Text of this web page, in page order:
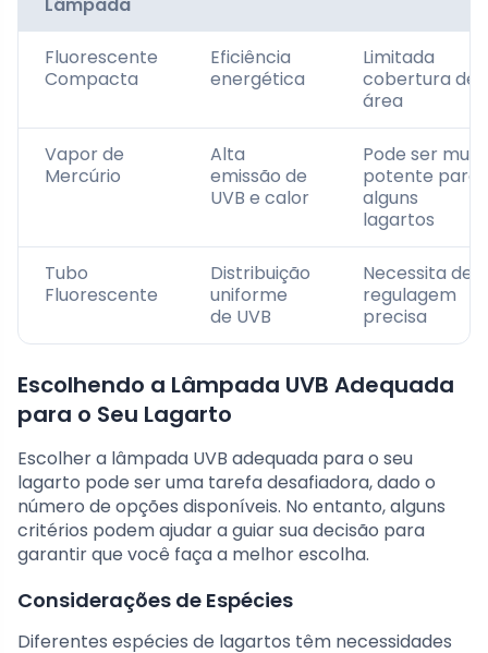
Lâmpada
Fluorescente
Compacta
Eficiência
energética
Limitada
cobertura de
área
Vapor de
Mercúrio
Alta
emissão de
UVB e calor
Pode ser
potente para
alguns
lagartos
Tubo
Fluorescente
Distribuição
uniforme
de UVB
Necessita de
regulagem
precisa
Escolhendo a Lâmpada UVB Adequada
para o Seu Lagarto
Escolher a lâmpada UVB adequada para o seu
lagarto pode ser uma tarefa desafiadora, dado o
número de opções disponíveis. No entanto, alguns
critérios podem ajudar a guiar sua decisão para
garantir que você faça a melhor escolha.
Considerações de Espécies
Diferentes espécies de lagartos têm necessidades